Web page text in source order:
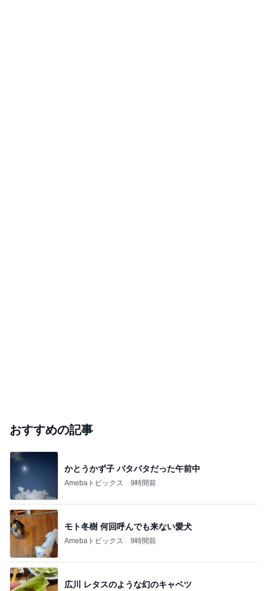
おすすめの記事
かとうかず子 バタバタだった午前中
Amebaトピックス 9時間前
モト冬樹 何回呼んでも来ない愛犬
Amebaトピックス 9時間前
広川 レタスのような幻のキャベツ